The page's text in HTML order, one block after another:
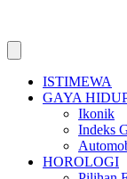
ISTIMEWA
GAYA
Ikonik
Indeks
HOROLOGI